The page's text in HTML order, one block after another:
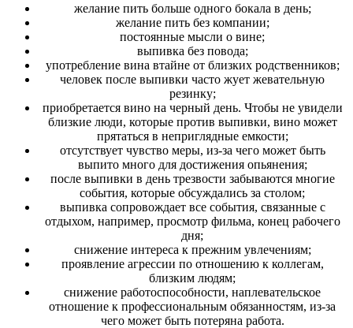
желание пить больше одного бокала в день;
желание пить без компании;
постоянные мысли о вине;
выпивка без повода;
употребление вина втайне от близких родственников;
человек после выпивки часто жует жевательную
резинку;
приобретается вино на черный день. Чтобы не увидели
близкие люди, которые против выпивки, вино может
прятаться в неприглядные емкости;
отсутствует чувство меры, из-за чего может быть
выпито много для достижения опьянения;
после выпивки в день трезвости забываются многие
события, которые обсуждались за столом;
выпивка сопровождает все события, связанные с
отдыхом, например, просмотр фильма, конец рабочего
дня;
снижение интереса к прежним увлечениям;
проявление агрессии по отношению к коллегам,
близким людям;
снижение работоспособности, наплевательское
отношение к профессиональным обязанностям, из-за
чего может быть потеряна работа.